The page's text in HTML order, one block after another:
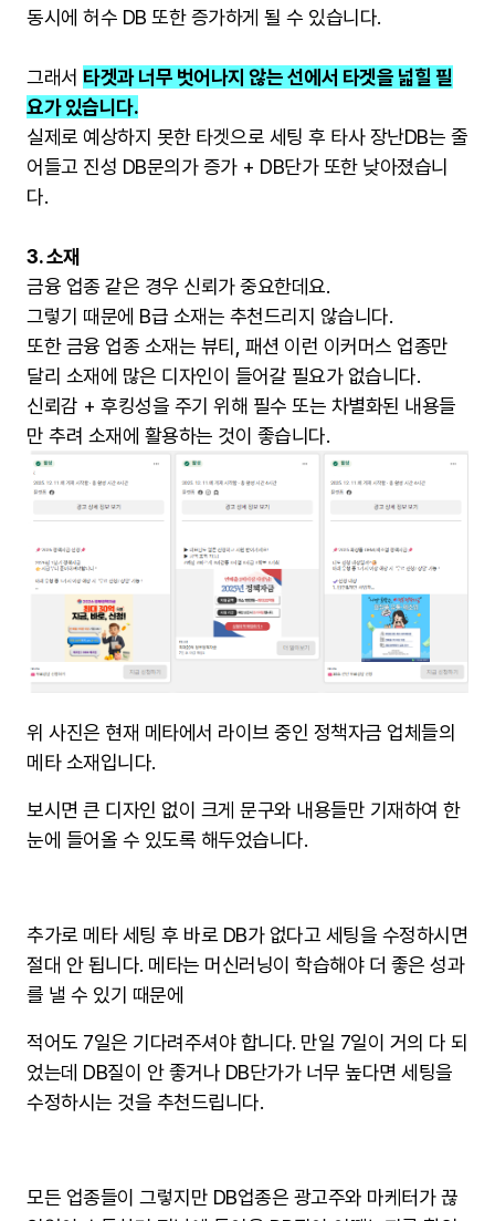
동시에 허수 DB 또한 증가하게 될 수 있습니다.
그래서 타겟과 너무 벗어나지 않는 선에서 타겟을 넓힐 필
요가 있습니다.
실제로 예상하지 못한 타겟으로 세팅 후 타사 장난DB는 줄
어들고 진성 DB문의가 증가 + DB단가 또한 낮아졌습니
다.
3. 소재
금융 업종 같은 경우 신뢰가 중요한데요.
그렇기 때문에 B급 소재는 추천드리지 않습니다.
또한 금융 업종 소재는 뷰티, 패션 이런 이커머스 업종만
달리 소재에 많은 디자인이 들어갈 필요가 없습니다.
신뢰감 + 후킹성을 주기 위해 필수 또는 차별화된 내용들
만 추려 소재에 활용하는 것이 좋습니다.
위 사진은 현재 메타에서 라이브 중인 정책자금 업체들의
메타 소재입니다.
보시면 큰 디자인 없이 크게 문구와 내용들만 기재하여 한
눈에 들어올 수 있도록 해두었습니다.
추가로 메타 세팅 후 바로 DB가 없다고 세팅을 수정하시면
절대 안 됩니다. 메타는 머신러닝이 학습해야 더 좋은 성과
를 낼 수 있기 때문에
적어도 7일은 기다려주셔야 합니다. 만일 7일이 거의 다 되
었는데 DB질이 안 좋거나 DB단가가 너무 높다면 세팅을
수정하시는 것을 추천드립니다.
모든 업종들이 그렇지만 DB업종은 광고주와 마케터가 끊